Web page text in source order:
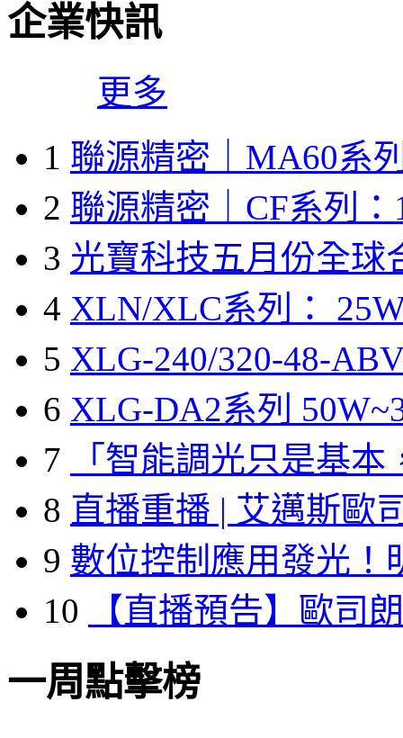
企業快訊
更多
1 聯源精密｜MA60系
2 聯源精密｜CF系列：
3 光寶科技五月份全球
4 XLN/XLC系列：
5 XLG-240/320-48-
6 XLG-DA2系列
7
「智能調光只是基本
8 直播重播 | 艾邁斯歐
9 數位控制應用發光！
10
【直播預告】歐司
一周點擊榜